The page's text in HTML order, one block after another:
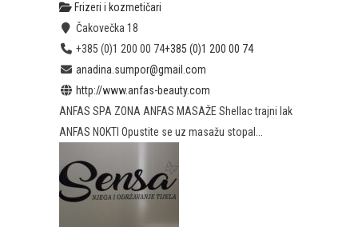
Frizeri i kozmetičari
Čakovečka 18
+385 (0)1 200 00 74+385 (0)1 200 00 74
anadina.sumpor@gmail.com
http://www.anfas-beauty.com
ANFAS SPA ZONA ANFAS MASAŽE Shellac trajni lak
ANFAS NOKTI Opustite se uz masažu stopal...